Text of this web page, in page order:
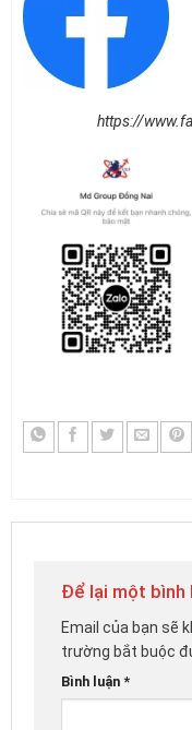
https://
Để lại một bình
Email của bạn sẽ
trường bắt buộc
Bình luận *